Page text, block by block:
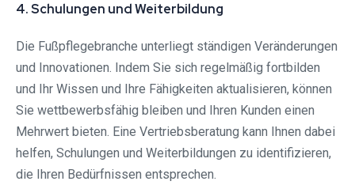
4. Schulungen und Weiterbildung
Die Fußpflegebranche unterliegt ständigen Veränderungen
und Innovationen. Indem Sie sich regelmäßig fortbilden
und Ihr Wissen und Ihre Fähigkeiten aktualisieren, können
Sie wettbewerbsfähig bleiben und Ihren Kunden einen
Mehrwert bieten. Eine Vertriebsberatung kann Ihnen dabei
helfen, Schulungen und Weiterbildungen zu identifizieren,
die Ihren Bedürfnissen entsprechen.